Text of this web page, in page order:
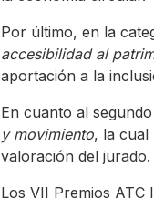
Por último, en la
accesibilidad al
aportación a la
En cuanto al
y movimiento, la cual
valoración del jurado.
Los VII Premios